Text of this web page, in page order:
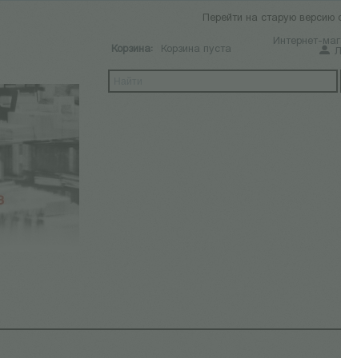
Перейти на старую версию
Интернет-
Корзина: Корзина пуста